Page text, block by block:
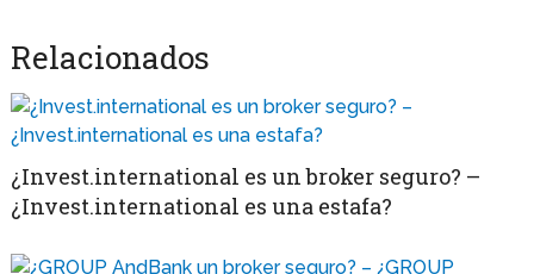
Relacionados
¿Invest.international es un broker seguro? –
¿Invest.international es una estafa?